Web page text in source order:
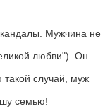
Мужчина не
любви"). Он
такой случай, муж
семью!